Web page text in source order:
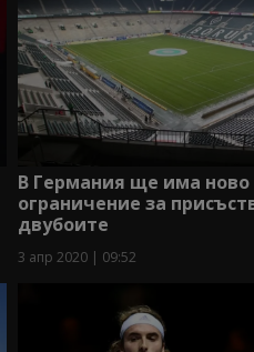
В Германия ще има ново
ограничение за
двубоите
3 апр 2020 | 09:52